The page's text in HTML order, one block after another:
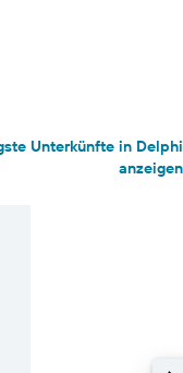
Unterkünfte in Delphi
anzeigen